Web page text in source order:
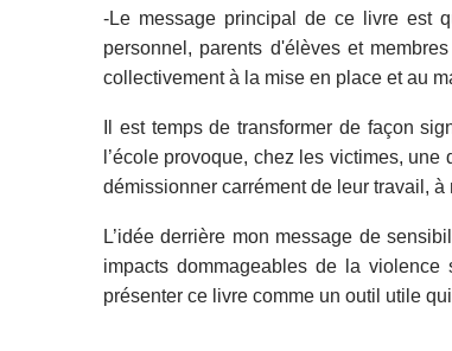
-Le message principal de ce livre est
personnel, parents d'élèves et
collectivement à la mise en place et au
Il est temps de transformer de façon
l’école provoque, chez les victimes,
démissionner carrément de leur travail,
L’idée derrière mon message de
impacts dommageables de la
présenter ce livre comme un outil utile